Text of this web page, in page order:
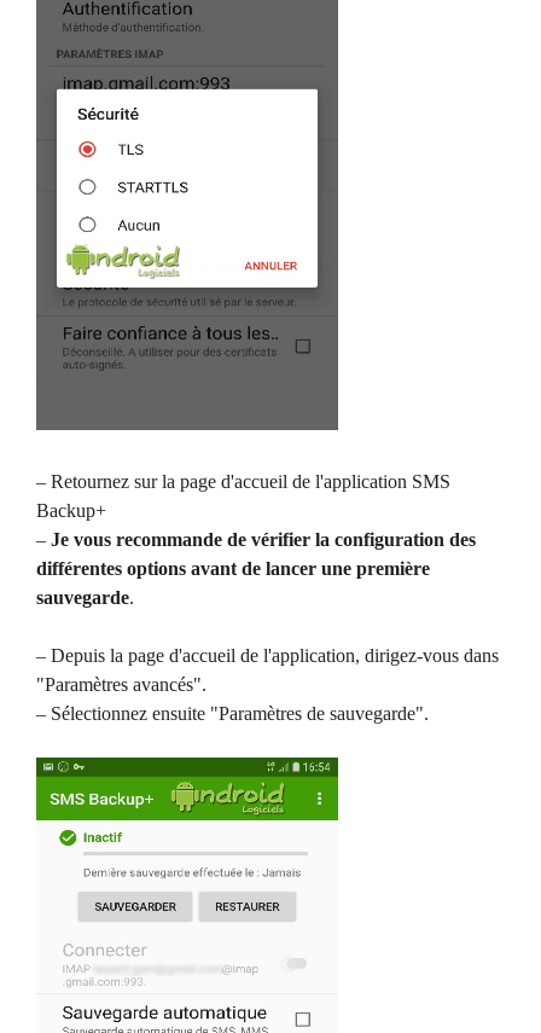
– Retournez sur la page d'accueil de l'application SMS
Backup+
– Je vous recommande de vérifier la configuration des
différentes options avant de lancer une première
sauvegarde.
– Depuis la page d'accueil de l'application, dirigez-vous dans
"Paramètres avancés".
– Sélectionnez ensuite "Paramètres de sauvegarde".